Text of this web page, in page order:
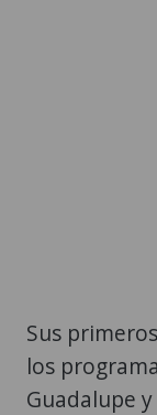
Sus
los
Guadalupe